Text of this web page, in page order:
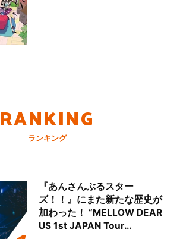
RANKING
ランキング
『あんさんぶるスター
ズ！！』にまた新たな歴史が
加わった！ “MELLOW DEAR
US 1st JAPAN Tour